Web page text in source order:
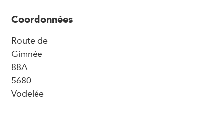
Coordonnées
Route de
Gimnée
88A
5680
Vodelée